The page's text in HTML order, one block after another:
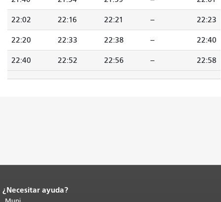
22:02 22:16 22:21 -- 22:23
22:20 22:33 22:38 -- 22:40
22:40 22:52 22:56 -- 22:58
Fin del contenido de la página.
¿Necesitar ayuda?